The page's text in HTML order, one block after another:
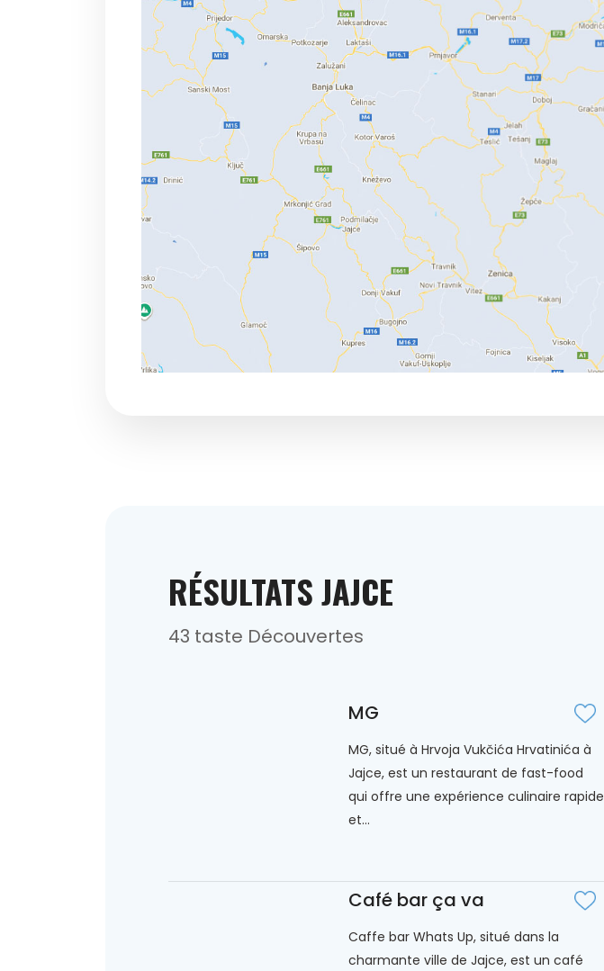
RÉSULTATS JAJCE
43 taste Découvertes
MG
MG, situé à Hrvoja Vukčića Hrvatinića à
Jajce, est un restaurant de fast-food
qui offre une expérience culinaire rapide
et...
Café bar ça va
Caffe bar Whats Up, situé dans la
charmante ville de Jajce, est un café